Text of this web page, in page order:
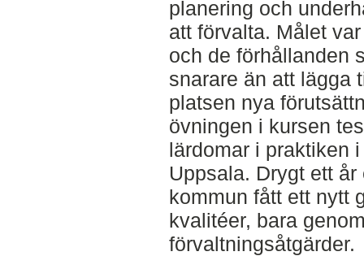
planering och
att förvalta. Målet
och de förhållanden
snarare än att lägga
platsen nya
övningen i kursen
lärdomar i praktiken
Uppsala. Drygt ett
kommun fått ett nytt
kvalitéer, bara
förvaltningsåtgärder.